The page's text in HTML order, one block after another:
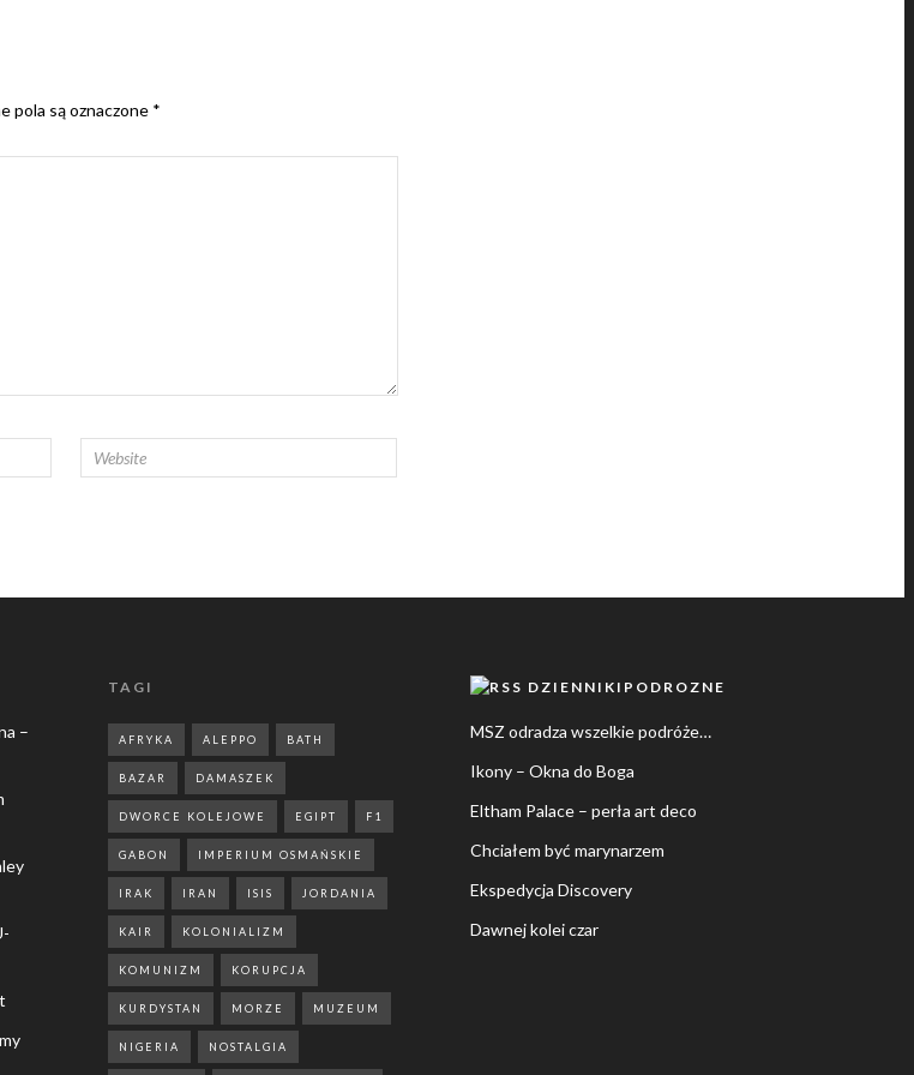
pola są oznaczone *
–
TAGI
AFRYKA ALEPPO BATH
BAZAR DAMASZEK
DWORCE KOLEJOWE EGIPT F1
GABON IMPERIUM OSMAŃSKIE
IRAK IRAN ISIS JORDANIA
KAIR KOLONIALIZM
KOMUNIZM KORUPCJA
KURDYSTAN MORZE MUZEUM
NIGERIA NOSTALGIA
DZIENNIKIPODROZNE
MSZ odradza wszelkie podróże…
Ikony – Okna do Boga
Eltham Palace – perła art deco
Chciałem być marynarzem
Ekspedycja Discovery
Dawnej kolei czar